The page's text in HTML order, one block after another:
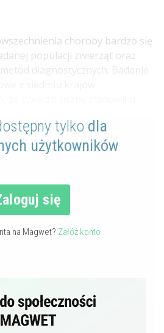
choroby bardzo się
populacji zwierząt oraz
diagnostycznych. Badanie
tylko dla
użytkowników
się
na Magwet? Załóż konto